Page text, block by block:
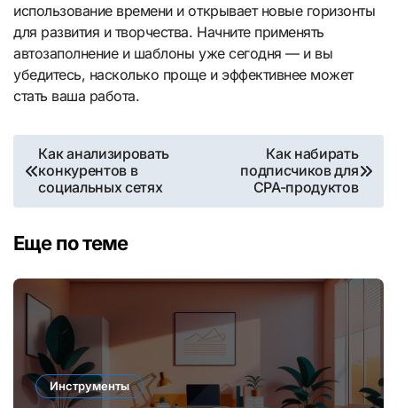
использование времени и открывает новые горизонты
для развития и творчества. Начните применять
автозаполнение и шаблоны уже сегодня — и вы
убедитесь, насколько проще и эффективнее может
стать ваша работа.
Навигация
по
записям
Как анализировать
конкурентов в
социальных сетях
Как набирать
подписчиков для
CPA-продуктов
Еще по теме
Инструменты